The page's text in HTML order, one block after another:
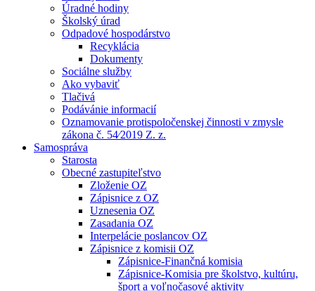
Úradné hodiny
Školský úrad
Odpadové hospodárstvo
Recyklácia
Dokumenty
Sociálne služby
Ako vybaviť
Tlačivá
Podávánie informacií
Oznamovanie protispoločenskej činnosti v zmysle
zákona č. 54⁄2019 Z. z.
Samospráva
Starosta
Obecné zastupiteľstvo
Zloženie OZ
Zápisnice z OZ
Uznesenia OZ
Zasadania OZ
Interpelácie poslancov OZ
Zápisnice z komisii OZ
Zápisnice-Finančná komisia
Zápisnice-Komisia pre školstvo, kultúru,
šport a voľnočasové aktivity